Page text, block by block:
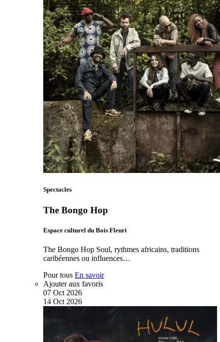
Spectacles
The Bongo Hop
Espace culturel du Bois Fleuri
The Bongo Hop Soul, rythmes africains, traditions
caribéennes ou influences…
Pour tous En savoir
Ajouter aux favoris
07 Oct 2026
14 Oct 2026